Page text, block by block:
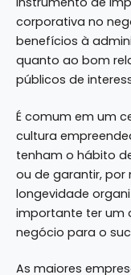
corporativa no
benefícios à
quanto ao bom
públicos de
É comum em um
cultura
tenham o hábito
ou de garantir, por
longevidade
importante ter um
negócio para o
As maiores